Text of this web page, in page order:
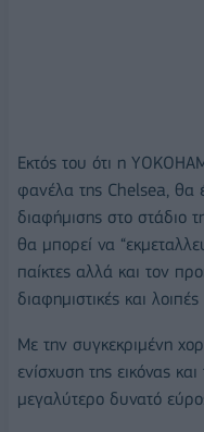
Εκτός του ότι η
φανέλα της Chelsea, θα
διαφήμισης στο στάδιο
θα μπορεί να
παίκτες αλλά και τον
διαφημιστικές και
Με την συγκεκριμένη
ενίσχυση της εικόνας
μεγαλύτερο δυνατό